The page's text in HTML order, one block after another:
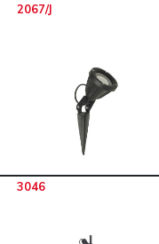
2067/J
3046